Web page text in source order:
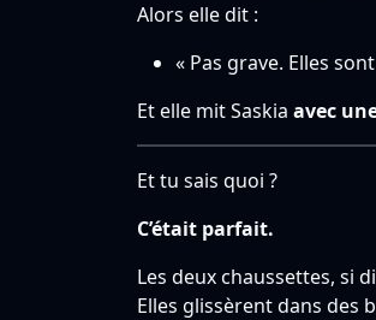
Alors elle dit :
« Pas grave. Elles
Et elle mit Saskia avec
Et tu sais quoi ?
C’était parfait.
Les deux chaussettes, si
Elles glissèrent dans des